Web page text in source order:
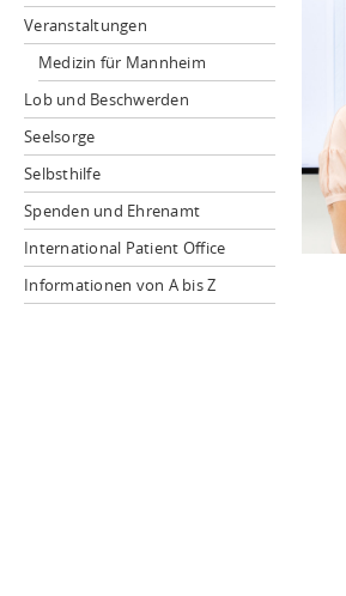
Veranstaltungen
Medizin für Mannheim
Lob und Beschwerden
Seelsorge
Selbsthilfe
Spenden und Ehrenamt
International Patient Office
Informationen von A bis Z